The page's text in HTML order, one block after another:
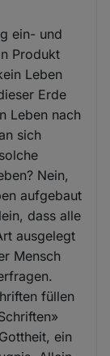
ein- und
Produkt
Leben
Erde
Leben nach
sich
Nein,
aufgebaut
dass alle
ausgelegt
Mensch
füllen
ein